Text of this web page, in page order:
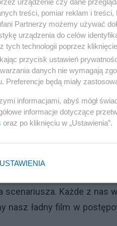
z okrucieństwem?
dzieci
tak wstrętne, że Ridley
faraona. To jest
lat czczącego takie
materiału do rewizji
Żydów ujawniła
prewencyjne 75
wrogom. Jest tu także
postawionych rodaków
Każde z nas
nasz ładny film w
treści, pomiar reklam i treści,
Partnerzy możemy używać
urządzenia do celów
tych technologii poprzez
przycisk ustawień
danych nie wymagają
Preferencje będą miały
informacjami, abyś mógł
informacje dotyczące
oraz po kliknięciu w „Ustawienia”.
USTAWIENIA